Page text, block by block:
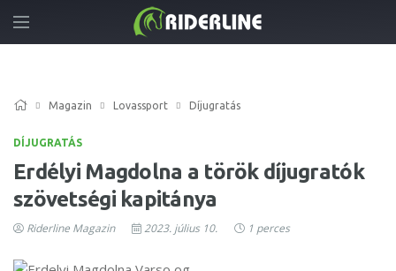
Magazin Lovassport Díjugratás
DÍJUGRATÁS
Erdélyi Magdolna a török díjugratók
szövetségi kapitánya
Riderline Magazin 2023. július 10. 1 perces